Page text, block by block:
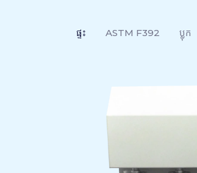
ផ្ទះ ASTM F392 ប្លុក